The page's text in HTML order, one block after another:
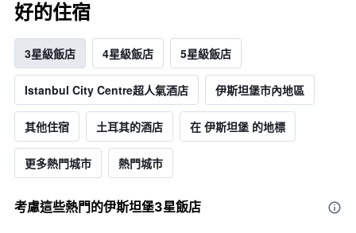
好的住宿
3星級飯店 4星級飯店 5星級飯店
Istanbul City Centre超人氣酒店 伊斯坦堡市內地區
其他住宿 土耳其的酒店 在 伊斯坦堡 的地標
更多熱門城市 熱門城市
考慮這些熱門的伊斯坦堡3星​飯店